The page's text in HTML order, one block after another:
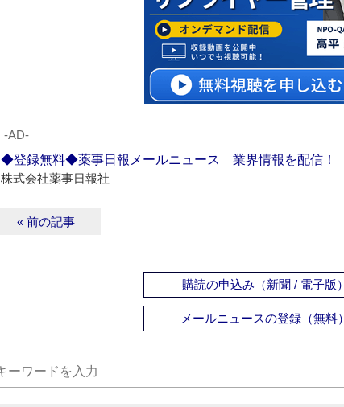
‐AD‐
◆登録無料◆薬事日報メールニュース 業界情報を配信！
株式会社薬事日報社
« 前の記事
購読の申込み（新聞 / 電子版）
メールニュースの登録（無料）